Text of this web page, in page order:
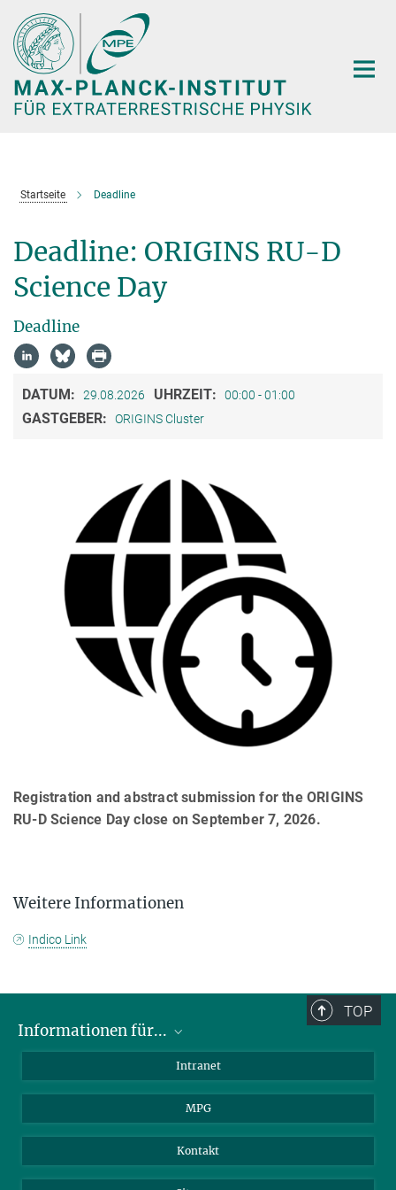
Hauptinhalt
Startseite Deadline
Deadline: ORIGINS RU-D
Science Day
Deadline
DATUM: 29.08.2026 UHRZEIT: 00:00 - 01:00
GASTGEBER: ORIGINS Cluster
Registration and abstract submission for the ORIGINS
RU-D Science Day close on September 7, 2026.
Weitere Informationen
Indico Link
TOP
Informationen für...
Studenten
Journalisten
Intranet
MPG
Kontakt